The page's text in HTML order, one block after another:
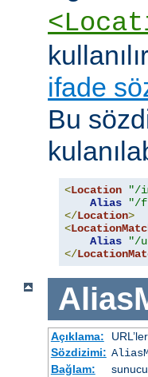
ifade
Bu
<Location "/
Alias
"/
</Location>
<
Alias
"/
</
Açıklama:
Sözdizimi:
Bağlam: